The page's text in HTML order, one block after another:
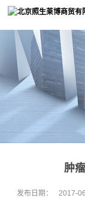
肿
发布日期： 2017-